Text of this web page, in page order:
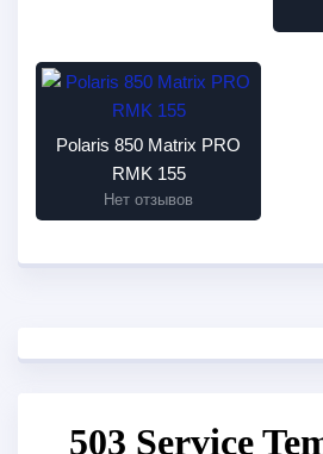
Polaris 850 Matrix PRO
RMK 155
Нет отзывов